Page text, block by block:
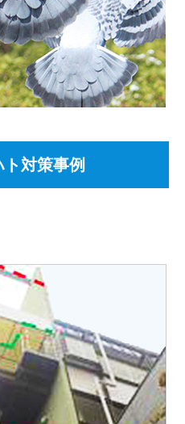
対策事例